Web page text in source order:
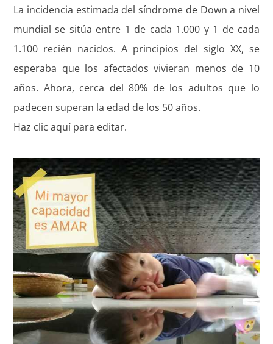
La incidencia estimada del síndrome de Down a nivel
mundial se sitúa entre 1 de cada 1.000 y 1 de cada
1.100 recién nacidos. A principios del siglo XX, se
esperaba que los afectados vivieran menos de 10
años. Ahora, cerca del 80% de los adultos que lo
padecen superan la edad de los 50 años.
Haz clic aquí para editar.